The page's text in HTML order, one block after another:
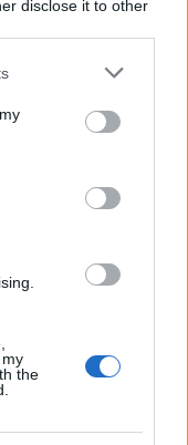
disclose it to other
or more Google
You may click to
party tags to
in below Google
the
piante